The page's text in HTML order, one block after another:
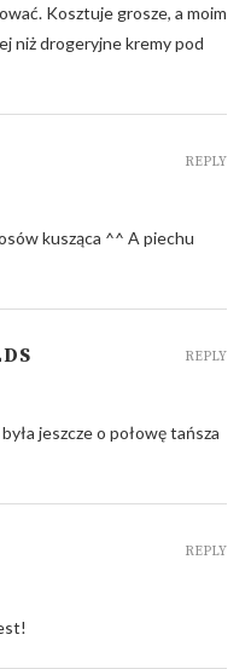
Kosztuje grosze, a moim
niż drogeryjne kremy pod
kusząca ^^ A piechu
REPLY
jeszcze o połowę tańsza
REPLY
REPLY